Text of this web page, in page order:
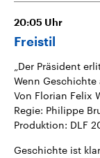
20:05 Uhr
Freistil
„Der Präsident
Wenn
Von Florian Felix
Regie: Philippe
Produktion: DLF
Geschichte ist